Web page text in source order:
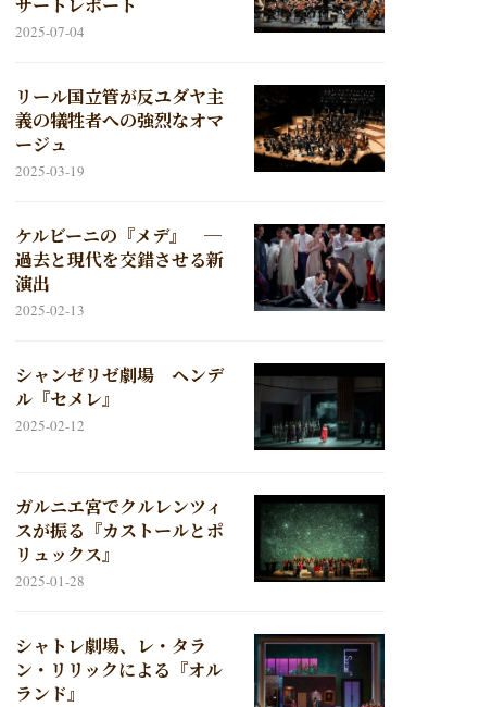
2025-07-04
リール国立管が反ユダヤ主
義の犠牲者への強烈なオマ
ージュ
2025-03-19
ケルビーニの『メデ』 ─
過去と現代を交錯させる新
演出
2025-02-13
シャンゼリゼ劇場 ヘンデ
ル『セメレ』
2025-02-12
ガルニエ宮でクルレンツィ
スが振る『カストールとポ
リュックス』
2025-01-28
シャトレ劇場、レ・タラ
ン・リリックによる『オル
ランド』